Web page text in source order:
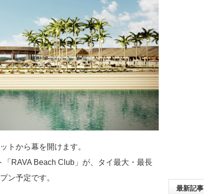
トから幕を開けます。
RAVA Beach Club」が、タイ最大・最長
ン予定です。
最新記事